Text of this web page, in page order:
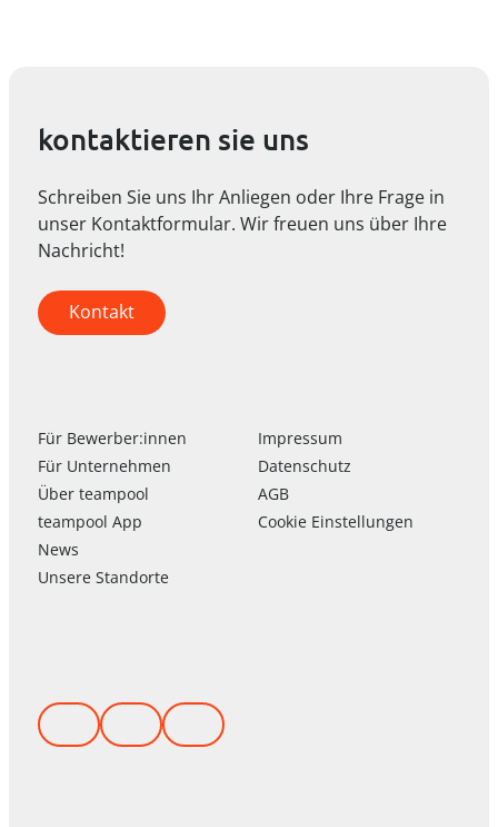
kontaktieren sie uns
Schreiben Sie uns Ihr Anliegen oder Ihre Frage in
unser Kontaktformular. Wir freuen uns über Ihre
Nachricht!
Kontakt
Für Bewerber:innen
Für Unternehmen
Überteampool
teampool App
News
Unsere Standorte
Impressum
Datenschutz
AGB
Cookie Einstellungen